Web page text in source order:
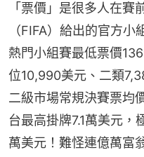
「票價」是很多人在賽
（FIFA）給出的官方
熱門小組賽最低票價
位10,990美元、二類
二級市場常規決賽票均
台最高掛牌7.1萬美元
萬美元！難怪連億萬富